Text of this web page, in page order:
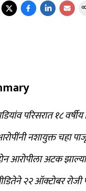
परिसरात १८
नशायुक्त चहा
आरोपीला अटक
२२ ऑक्टोबर